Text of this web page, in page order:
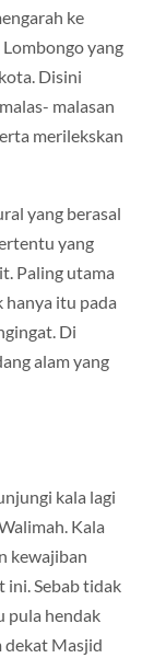
ke
yang
Disini
malasan
merilekskan
yang berasal
yang
Paling utama
itu pada
Di
alam yang
kala lagi
Kala
kewajiban
ini. Sebab tidak
pula hendak
dekat Masjid